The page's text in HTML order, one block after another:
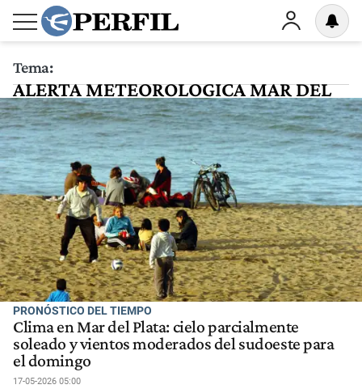
Tema:
ALERTA METEOROLOGICA MAR DEL
PLATA
PRONÓSTICO DEL TIEMPO
Clima en Mar del Plata: cielo parcialmente
soleado y vientos moderados del sudoeste para
el domingo
17-05-2026 05:00